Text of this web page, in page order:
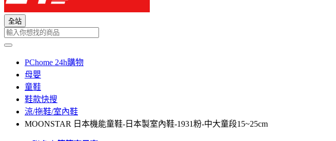
全站
PChome 24h購物
母嬰
童鞋
鞋款快搜
涼/拖鞋/室內鞋
MOONSTAR 日本機能童鞋-日本製室內鞋-1931粉-中大童段15~25cm